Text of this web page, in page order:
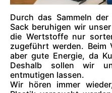
Durch das Sammeln
Sack beruhigen wir
die Wertstoffe nur
zugeführt werden. Beim
aber gute Energie, da
Deshalb sollen wir
entmutigen lassen.
Wir hören immer